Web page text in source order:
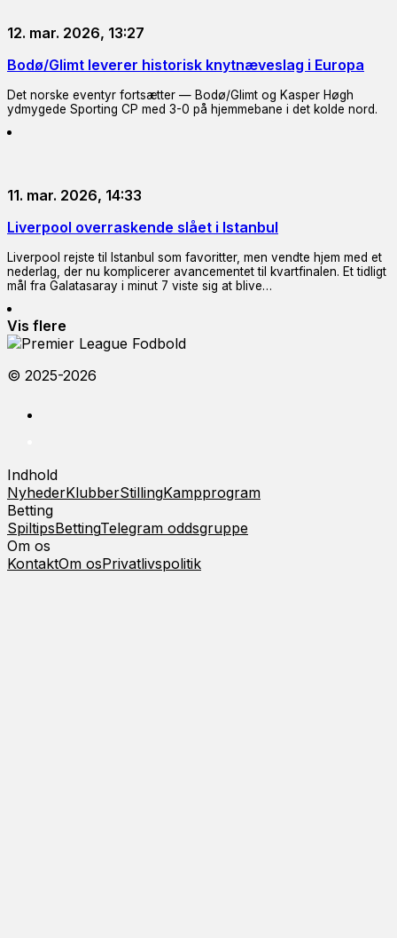
12. mar. 2026, 13:27
Bodø/Glimt leverer historisk knytnæveslag i Europa
Det norske eventyr fortsætter — Bodø/Glimt og Kasper Høgh
ydmygede Sporting CP med 3-0 på hjemmebane i det kolde nord.
11. mar. 2026, 14:33
Liverpool overraskende slået i Istanbul
Liverpool rejste til Istanbul som favoritter, men vendte hjem med et
nederlag, der nu komplicerer avancementet til kvartfinalen. Et tidligt
mål fra Galatasaray i minut 7 viste sig at blive…
Vis flere
© 2025-2026
Indhold
NyhederKlubberStillingKampprogram
Betting
SpiltipsBettingTelegram oddsgruppe
Om os
KontaktOm osPrivatlivspolitik